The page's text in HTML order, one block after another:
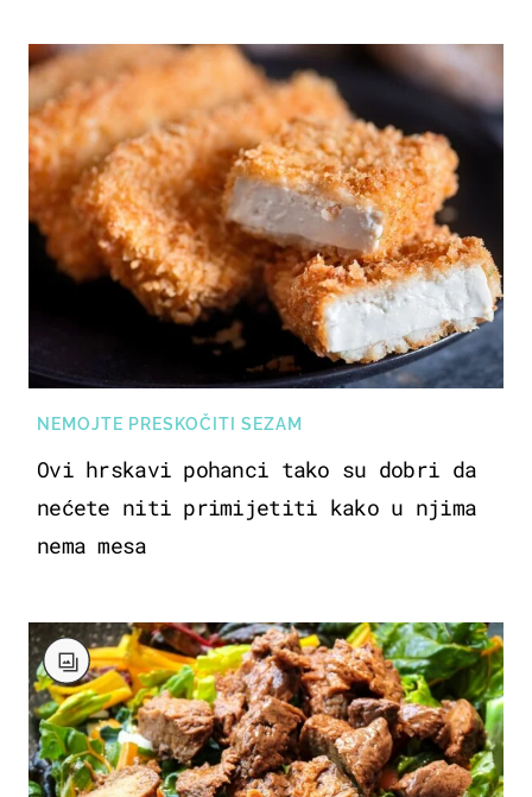
NEMOJTE PRESKOČITI SEZAM
Ovi hrskavi pohanci tako su dobri da
nećete niti primijetiti kako u njima
nema mesa